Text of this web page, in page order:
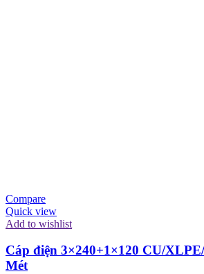
Compare
Quick view
Add to wishlist
Cáp điện 3×240+1×120 CU/
Mét